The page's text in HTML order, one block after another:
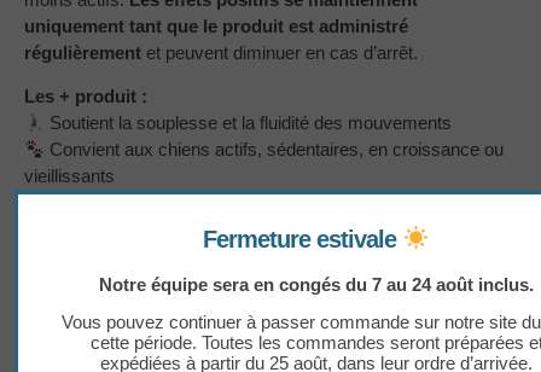
uniquement tant que le produit est administré
régulièrement et peuvent diminuer en cas d’arrêt.
Les + produit :
Soutient la souplesse et la fluidité des mouvements
Convient aux chiens actifs, sédentaires, en croissance ou
vieillissants
Formule naturelle à base de plantes et d’ingrédients
Fabriqué en France : qualité et traçabilité garanties
Conseils d’utilisation :
1 biscuit pour 2,5 kg de poids corporelchaque jour,
Fermeture estivale
Notre équipe sera en congés du 7 au 24 août inclus.
Vous pouvez continuer à passer commande sur notre site
cette période. Toutes les commandes seront préparées
expédiées à partir du 25 août, dans leur ordre d’arrivée.